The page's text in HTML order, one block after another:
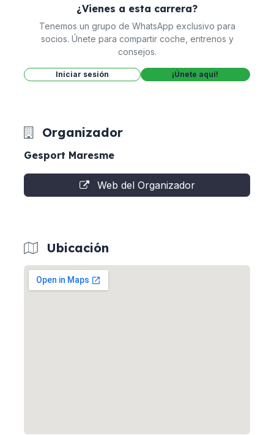
¿Vienes a esta carrera?
Tenemos un grupo de WhatsApp exclusivo para
socios. Únete para compartir coche, entrenos y
consejos.
Iniciar sesión ¡Únete aquí!
Organizador
Gesport Maresme
Web del Organizador
Ubicación